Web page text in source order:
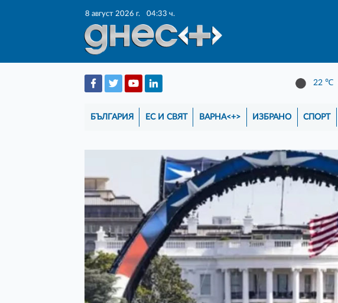
8 август 2026 г. 04:33 ч.
22 ℃
БЪЛГАРИЯ ЕС И СВЯТ ВАРНА<+> ИЗБРАНО СПОРТ